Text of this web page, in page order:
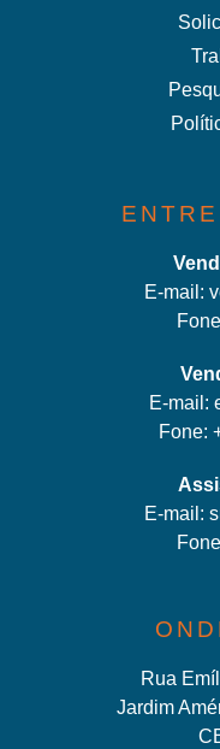
E-mail:
E-mail:
Fone:
E-mail:
Rua
Jardim